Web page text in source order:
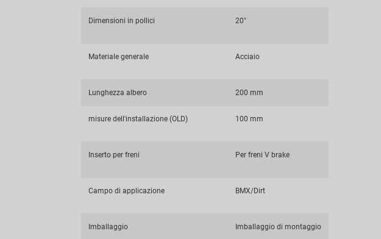
Dimensioni in pollici 20"
Materiale generale Acciaio
Lunghezza albero 200 mm
misure dell'installazione (OLD) 100 mm
Inserto per freni Per freni V brake
Campo di applicazione BMX/Dirt
Imballaggio Imballaggio di montaggio